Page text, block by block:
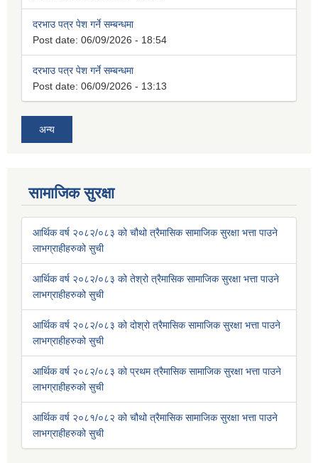
दरभाउ पत्र पेश गर्ने सम्बन्धमा
Post date: 06/09/2026 - 18:54
दरभाउ पत्र पेश गर्ने सम्बन्धमा
Post date: 06/09/2026 - 13:13
अन्य
सामाजिक सुरक्षा
आर्थिक वर्ष २०८२/०८३ को चौथो त्रैमासिक सामाजिक सुरक्षा भत्ता पाउने
लाभग्राहीहरुको सुची
आर्थिक वर्ष २०८२/०८३ को तेश्रो त्रैमासिक सामाजिक सुरक्षा भत्ता पाउने
लाभग्राहीहरुको सुची
आर्थिक वर्ष २०८२/०८३ को दोश्रो त्रैमासिक सामाजिक सुरक्षा भत्ता पाउने
लाभग्राहीहरुको सुची
आर्थिक वर्ष २०८२/०८३ को प्रथम त्रैमासिक सामाजिक सुरक्षा भत्ता पाउने
लाभग्राहीहरुको सुची
आर्थिक वर्ष २०८१/०८२ को चौथो त्रैमासिक सामाजिक सुरक्षा भत्ता पाउने
लाभग्राहीहरुको सुची